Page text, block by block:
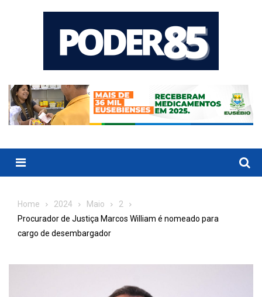
Menu
Home 2024 Maio
2
Procurador de Justiça Marcos William é nomeado para
cargo de desembargador